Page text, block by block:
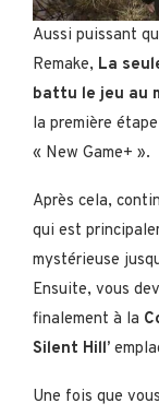
Aussi puissant
Remake, La
battu le jeu au
la première
« New Game+ ».
Après cela,
qui est
mystérieuse
Ensuite, vous
finalement à la
Silent Hill’
Une fois que